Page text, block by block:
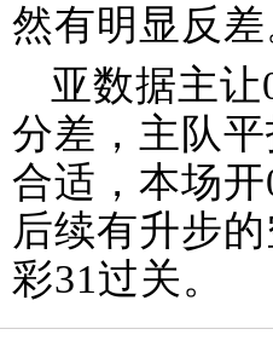
然有明显反差
亚数据主
分差，主队
合适，本场
后续有升步
彩31过关。